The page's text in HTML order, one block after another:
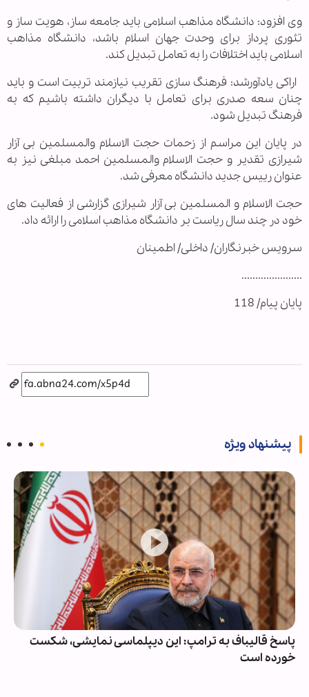
وی افزود: دانشگاه مذاهب اسلامی باید جامعه ساز، هویت ساز و
تئوری پرداز برای وحدت جهان اسلام باشد، دانشگاه مذاهب
اسلامی باید اختلافات را به تعامل تبدیل کند.
اراکی یادآورشد: فرهنگ سازی تقریب نیازمند تربیت است و باید
چنان سعه صدری برای تعامل با دیگران داشته باشیم که به
فرهنگ تبدیل شود.
در پایان این مراسم از زحمات حجت الاسلام والمسلمین بی آزار
شیرازی تقدیر و حجت الاسلام والمسلمین احمد مبلغی نیز به
عنوان رییس جدید دانشگاه معرفی شد.
حجت الاسلام و المسلمین بی آزار شیرازی گزارشی از فعالیت های
خود در چند سال ریاست بر دانشگاه مذاهب اسلامی را ارائه داد.
سرویس خبرنگاران/ داخلی/ اطمینان
......................
پایان پیام/ 118
پیشنهاد ویژه
قالیباف به ترامپ: این دیپلماسی نمایشی، شکست
است